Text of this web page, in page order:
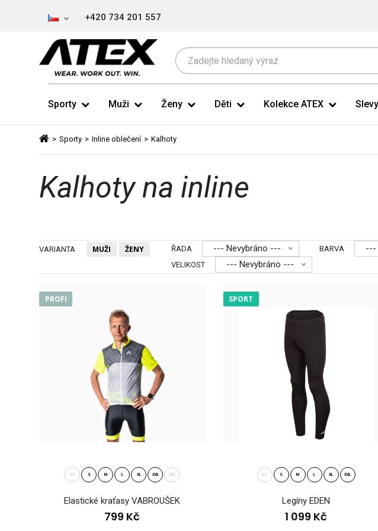
+420 734 201 557
Sporty Muži Ženy Děti Kolekce ATEX Slevy
> Sporty > Inline oblečení > Kalhoty
Kalhoty na inline
VARIANTA MUŽI ŽENY ŘADA --- Nevybráno --- BARVA ---
VELIKOST --- Nevybráno ---
Elastické kraťasy VABROUŠEK
799 Kč
Legíny EDEN
PROFI
XS S M L XL XXL 3XL
Elastické kraťasy VABROUŠEK
799 Kč
SPORT
XS S M L XL XXL
Legíny EDEN
1 099 Kč